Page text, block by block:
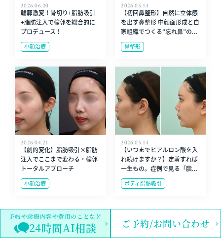
予約や診療内容や費用のことなど
24時間AI相談 ご予約/お問い合わせ
2026.06.20
輪郭激変！骨切り+脂肪吸引
+脂肪注入で輪郭を総合的に
プロデュース！
小顔治療
2026.05.14
【初回鼻整形】自然に立体感
を出す鼻整形 中顔面形成と自
家組織でつくる“忘れ鼻”の...
鼻整形
2026.04.21
【劇的変化】脂肪吸引×脂肪
注入でここまで変わる・輪郭
トータルアプローチ
小顔治療
2026.03.14
【いつまでヒアルロン酸を入
れ続けますか？】定着すれば
一生もの。症例で見る「脂...
ボディ脂肪吸引
関連する鼻骨骨切り幅寄せ術の症例情報